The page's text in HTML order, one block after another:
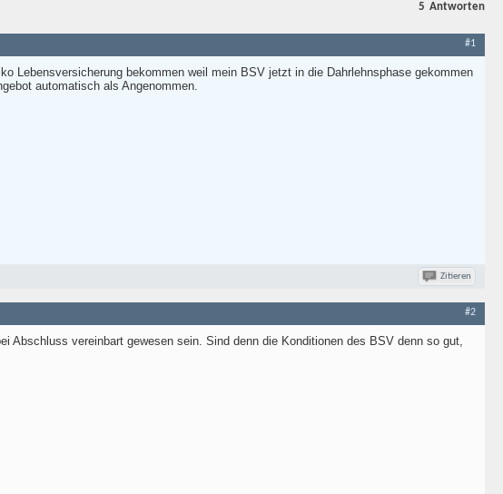
5 Antworten
#1
Lebensversicherung bekommen weil mein BSV jetzt in die Dahrlehnsphase gekommen
automatisch als Angenommen.
Zitieren
#2
Abschluss vereinbart gewesen sein. Sind denn die Konditionen des BSV denn so gut,